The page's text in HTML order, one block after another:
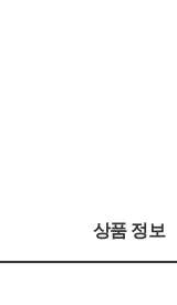
상품 정보